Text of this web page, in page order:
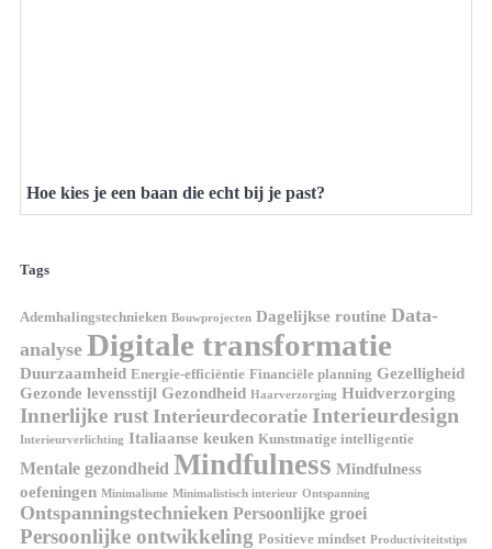
Hoe kies je een baan die echt bij je past?
Tags
Ademhalingstechnieken Bouwprojecten Dagelijkse routine Data-
analyse Digitale transformatie
Duurzaamheid Energie-efficiëntie Financiële planning Gezelligheid
Gezonde levensstijl Gezondheid Haarverzorging Huidverzorging
Innerlijke rust Interieurdecoratie Interieurdesign
Interieurverlichting Italiaanse keuken Kunstmatige intelligentie
Mentale gezondheid Mindfulness Mindfulness
oefeningen Minimalisme Minimalistisch interieur Ontspanning
Ontspanningstechnieken Persoonlijke groei
Persoonlijke ontwikkeling Positieve mindset Productiviteitstips